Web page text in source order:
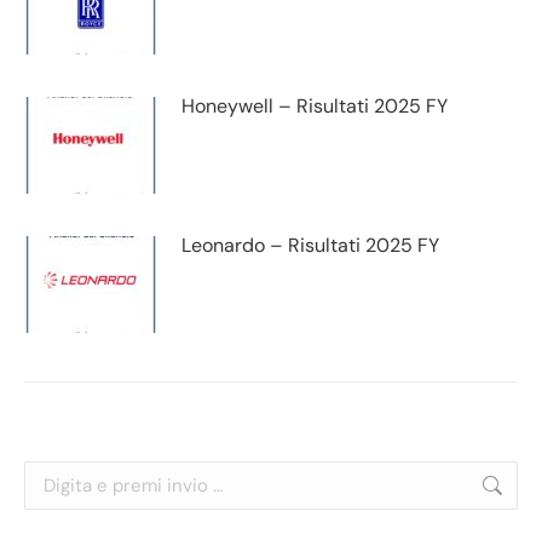
Honeywell – Risultati 2025 FY
Leonardo – Risultati 2025 FY
Cerca: